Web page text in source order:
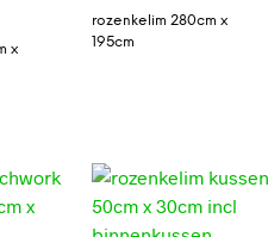
x
rozenkelim 280cm x
195cm